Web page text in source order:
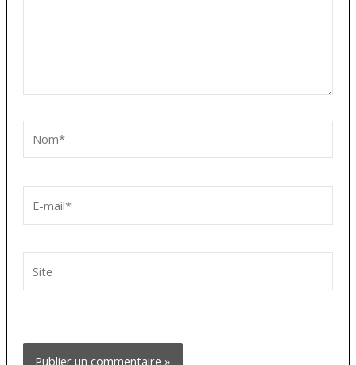
mail*